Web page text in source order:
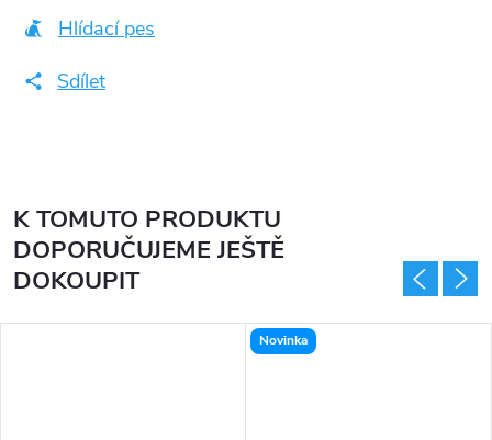
Hlídací pes
Sdílet
K TOMUTO PRODUKTU
DOPORUČUJEME JEŠTĚ
DOKOUPIT
Novinka